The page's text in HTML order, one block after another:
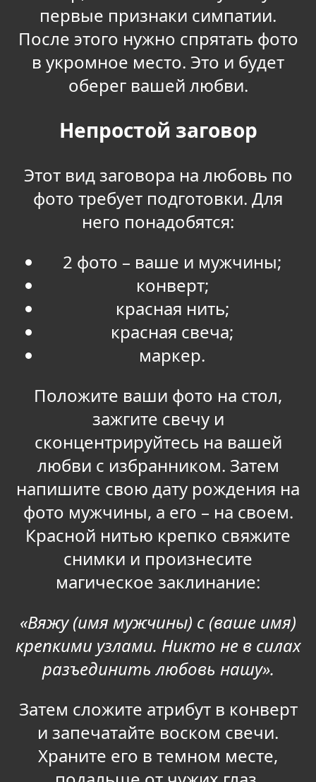
первые признаки симпатии.
После этого нужно спрятать фото
в укромное место. Это и будет
оберег вашей любви.
Непростой заговор
Этот вид заговора на любовь по
фото требует подготовки. Для
него понадобятся:
2 фото – ваше и мужчины;
конверт;
красная нить;
красная свеча;
маркер.
Положите ваши фото на стол,
зажгите свечу и
сконцентрируйтесь на вашей
любви с избранником. Затем
напишите свою дату рождения на
фото мужчины, а его – на своем.
Красной нитью крепко свяжите
снимки и произнесите
магическое заклинание:
«Вяжу (имя мужчины) с (ваше имя)
крепкими узлами. Никто не в силах
разъединить любовь нашу».
Затем сложите атрибут в конверт
и запечатайте воском свечи.
Храните его в темном месте,